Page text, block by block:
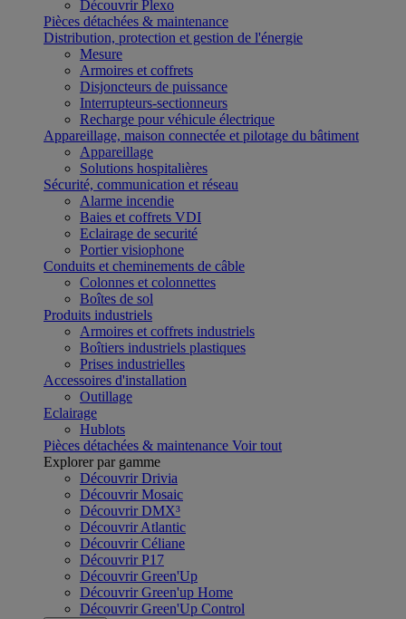
Découvrir Plexo
Pièces détachées & maintenance
Distribution, protection et gestion de l'énergie
Mesure
Armoires et coffrets
Disjoncteurs de puissance
Interrupteurs-sectionneurs
Recharge pour véhicule électrique
Appareillage, maison connectée et pilotage du bâtiment
Appareillage
Solutions hospitalières
Sécurité, communication et réseau
Alarme incendie
Baies et coffrets VDI
Eclairage de securité
Portier visiophone
Conduits et cheminements de câble
Colonnes et colonnettes
Boîtes de sol
Produits industriels
Armoires et coffrets industriels
Boîtiers industriels plastiques
Prises industrielles
Accessoires d'installation
Outillage
Eclairage
Hublots
Pièces détachées & maintenance Voir tout
Explorer par gamme
Découvrir Drivia
Découvrir Mosaic
Découvrir DMX³
Découvrir Atlantic
Découvrir Céliane
Découvrir P17
Découvrir Green'Up
Découvrir Green'up Home
Découvrir Green'Up Control